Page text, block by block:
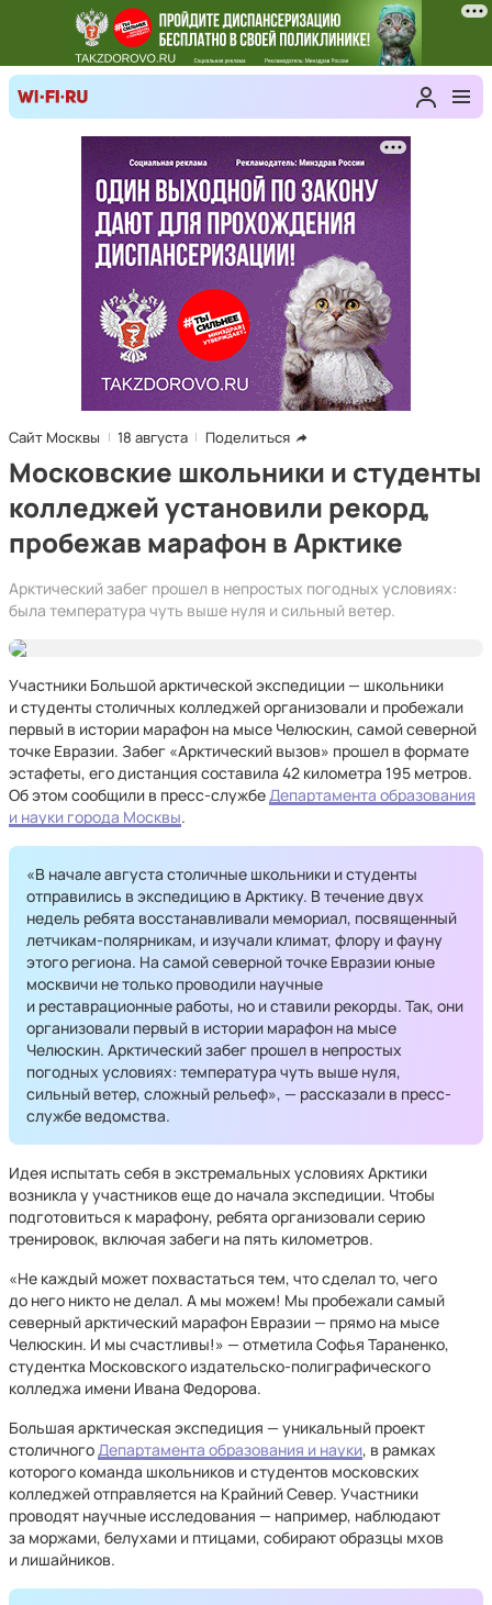
Сайт Москвы 18 августа Поделиться
Московские школьники и студенты
колледжей установили рекорд,
пробежав марафон в Арктике
Арктический забег прошел в непростых погодных условиях:
была температура чуть выше нуля и сильный ветер.
Участники Большой арктической экспедиции — школьники
и студенты столичных колледжей организовали и пробежали
первый в истории марафон на мысе Челюскин, самой северной
точке Евразии. Забег «Арктический вызов» прошел в формате
эстафеты, его дистанция составила 42 километра 195 метров.
Об этом сообщили в пресс-службеДепартамента образования
и науки города Москвы.
«В начале августа столичные школьники и студенты
отправились в экспедицию в Арктику. В течение двух
недель ребята восстанавливали мемориал, посвященный
летчикам-полярникам, и изучали климат, флору и фауну
этого региона. На самой северной точке Евразии юные
москвичи не только проводили научные
и реставрационные работы, но и ставили рекорды. Так, они
организовали первый в истории марафон на мысе
Челюскин. Арктический забег прошел в непростых
погодных условиях: температура чуть выше нуля,
сильный ветер, сложный рельеф», — рассказали в пресс-
службе ведомства.
Идея испытать себя в экстремальных условиях Арктики
возникла у участников еще до начала экспедиции. Чтобы
подготовиться к марафону, ребята организовали серию
тренировок, включая забеги на пять километров.
«Не каждый может похвастаться тем, что сделал то, чего
до него никто не делал. А мы можем! Мы пробежали самый
северный арктический марафон Евразии — прямо на мысе
Челюскин. И мы счастливы!» — отметила Софья Тараненко,
студентка Московского издательско-полиграфического
колледжа имени Ивана Федорова.
Большая арктическая экспедиция — уникальный проект
столичногоДепартамента образования и науки, в рамках
которого команда школьников и студентов московских
колледжей отправляется на Крайний Север. Участники
проводят научные исследования — например, наблюдают
за моржами, белухами и птицами, собирают образцы мхов
и лишайников.